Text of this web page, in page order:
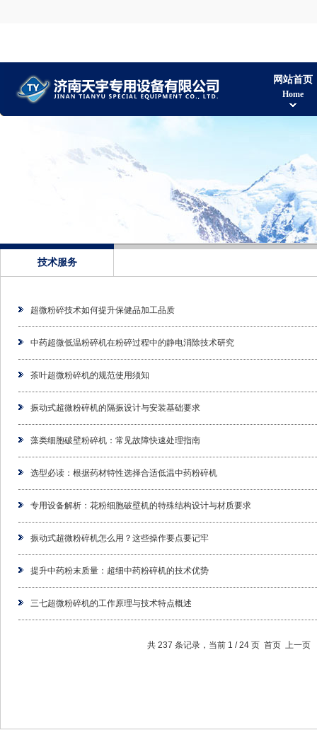
网站首页
Home
技术服务
超微粉碎技术如何提升保健品加工品质
中药超微低温粉碎机在粉碎过程中的静电消除技术研究
茶叶超微粉碎机的规范使用须知
振动式超微粉碎机的隔振设计与安装基础要求
藻类细胞破壁粉碎机：常见故障快速处理指南
选型必读：根据药材特性选择合适低温中药粉碎机
专用设备解析：花粉细胞破壁机的特殊结构设计与材质要求
振动式超微粉碎机怎么用？这些操作要点要记牢
提升中药粉末质量：超细中药粉碎机的技术优势
三七超微粉碎机的工作原理与技术特点概述
共 237 条记录，当前 1 / 24 页 首页 上一页